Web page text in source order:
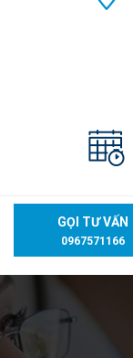
GỌI TƯ VẤN
0967571166